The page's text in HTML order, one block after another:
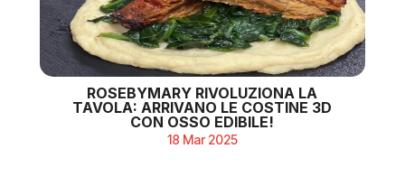
ROSEBYMARY RIVOLUZIONA LA
TAVOLA: ARRIVANO LE COSTINE 3D
CON OSSO EDIBILE!
18 Mar 2025